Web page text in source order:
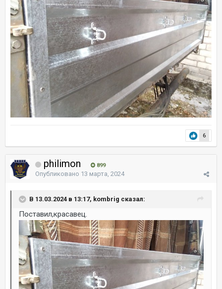
6
philimon 899
Опубликовано 13 марта, 2024
В 13.03.2024 в 13:17, kombrig сказал:
Поставил,красавец.